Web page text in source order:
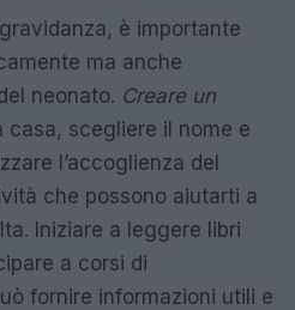
è importante
ma anche
neonato. Creare un
casa, scegliere il nome e
l’accoglienza del
che possono aiutarti a
Iniziare a leggere libri
a corsi di
fornire informazioni utili e